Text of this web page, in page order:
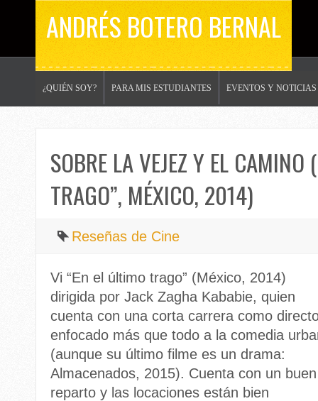
ANDRÉS BOTERO BERNAL
¿QUIÉN SOY? PARA MIS ESTUDIANTES EVENTOS Y NOTICIAS
SOBRE LA VEJEZ Y EL CAMINO
TRAGO”, MÉXICO, 2014)
Reseñas de Cine
Vi “En el último trago” (México, 2014)
dirigida por Jack Zagha Kababie, quien
cuenta con una corta carrera como
enfocado más que todo a la comedia
(aunque su último filme es un drama:
Almacenados, 2015). Cuenta con un buen
reparto y las locaciones están bien